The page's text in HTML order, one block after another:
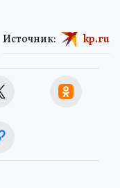
Источник: kp.ru